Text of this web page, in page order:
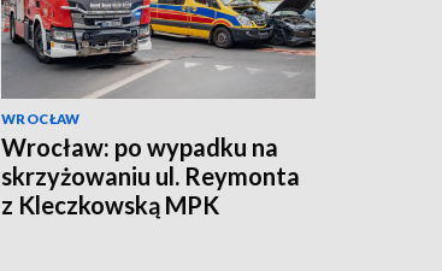
WROCŁAW
Wrocław: po wypadku na
skrzyżowaniu ul. Reymonta
z Kleczkowską MPK